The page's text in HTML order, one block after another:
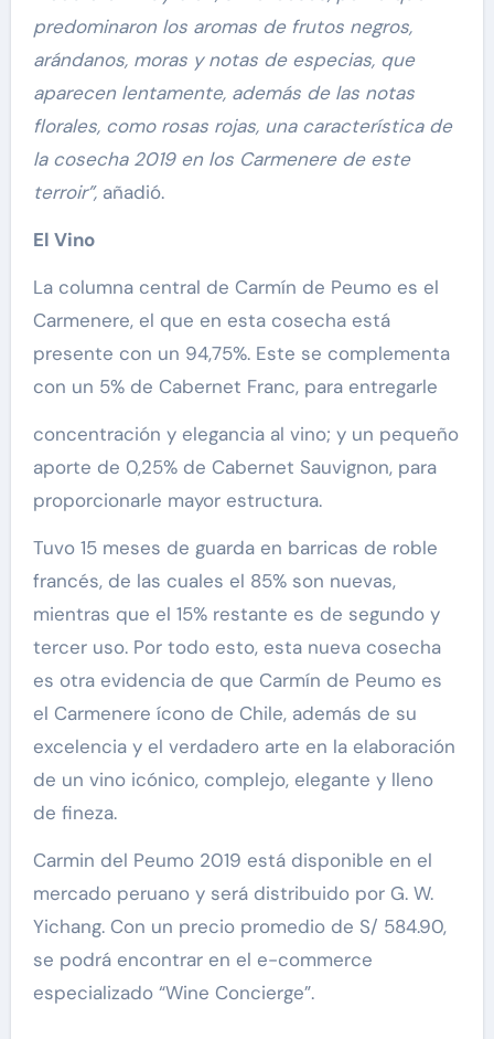
predominaron los aromas de frutos negros,
arándanos, moras y notas de especias, que
aparecen lentamente, además de las notas
florales, como rosas rojas, una característica de
la cosecha 2019 en los Carmenere de este
terroir”,añadió.
El Vino
La columna central de Carmín de Peumo es el
Carmenere, el que en esta cosecha está
presente con un 94,75%. Este se complementa
con un 5% de Cabernet Franc, para entregarle
concentración y elegancia al vino; y un pequeño
aporte de 0,25% de Cabernet Sauvignon, para
proporcionarle mayor estructura.
Tuvo 15 meses de guarda en barricas de roble
francés, de las cuales el 85% son nuevas,
mientras que el 15% restante es de segundo y
tercer uso. Por todo esto, esta nueva cosecha
es otra evidencia de que Carmín de Peumo es
el Carmenere ícono de Chile, además de su
excelencia y el verdadero arte en la elaboración
de un vino icónico, complejo, elegante y lleno
de fineza.
Carmin del Peumo 2019 está disponible en el
mercado peruano y será distribuido por G. W.
Yichang. Con un precio promedio de S/ 584.90,
se podrá encontrar en el e-commerce
especializado “Wine Concierge”.